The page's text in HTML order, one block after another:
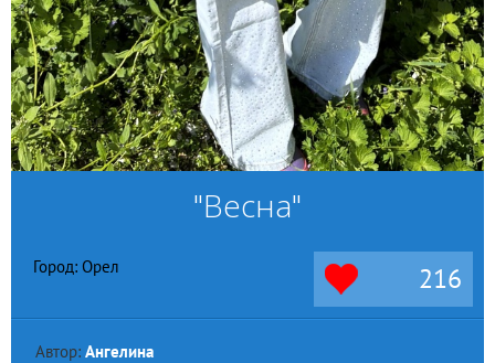
"Весна"
Город: Орел 216
Автор: Ангелина